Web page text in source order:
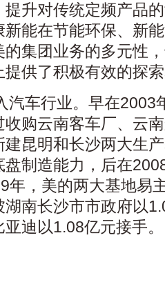
升对传统定频产品
能在节能环保、新
集团业务的多元性
供了积极有效的探
汽车行业。早在2003
购云南客车厂、云
昆明和长沙两大生
盘制造能力，后在
年，美的两大基地易
南长沙市市政府以
迪以1.08亿元接手。